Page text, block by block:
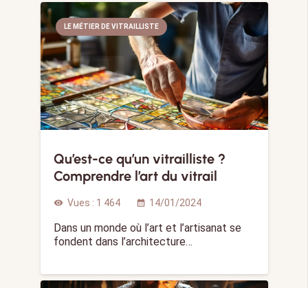
LE MÉTIER DE VITRAILLISTE
Qu’est-ce qu’un vitrailliste ?
Comprendre l’art du vitrail
visibility Vues : 1 464 calendar_month 14/01/2024
Dans un monde où l’art et l’artisanat se
fondent dans l’architecture…